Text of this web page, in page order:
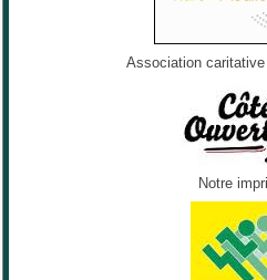
Association
Notre